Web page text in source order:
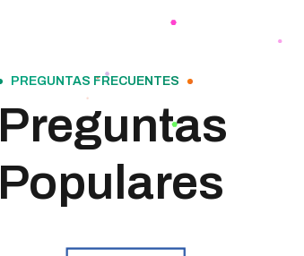
PREGUNTAS FRECUENTES
Preguntas
Populares